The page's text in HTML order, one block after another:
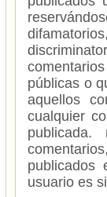
públicas o
aquellos
cualquier
usuario es